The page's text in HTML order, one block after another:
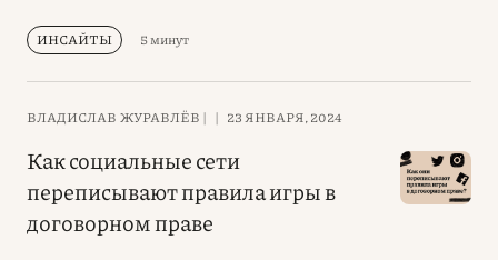
ИНСАЙТЫ 5 минут
ВЛАДИСЛАВ ЖУРАВЛЁВ | | 23 ЯНВАРЯ, 2024
Как социальные сети
переписывают правила игры в
договорном праве